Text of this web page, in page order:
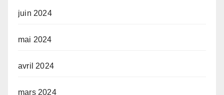
juin 2024
mai 2024
avril 2024
mars 2024